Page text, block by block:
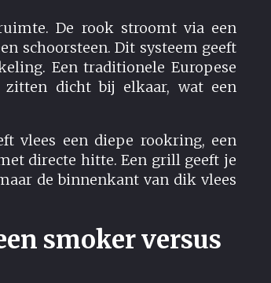
De rook stroomt via een
schoorsteen. Dit systeem geeft
Een traditionele Europese
dicht bij elkaar, wat een
vlees een diepe rookring, een
directe hitte. Een grill geeft je
de binnenkant van dik vlees
smoker versus